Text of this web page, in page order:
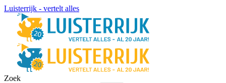
Luisterrijk - vertelt alles
Zoek